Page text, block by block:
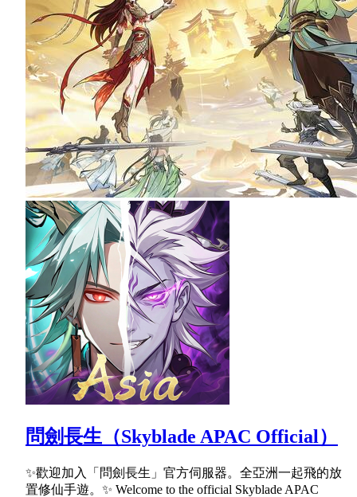
問劍長生（Skyblade APAC Official）
✨歡迎加入「問劍長生」官方伺服器。全亞洲一起飛的放
置修仙手遊。✨ Welcome to the official Skyblade APAC